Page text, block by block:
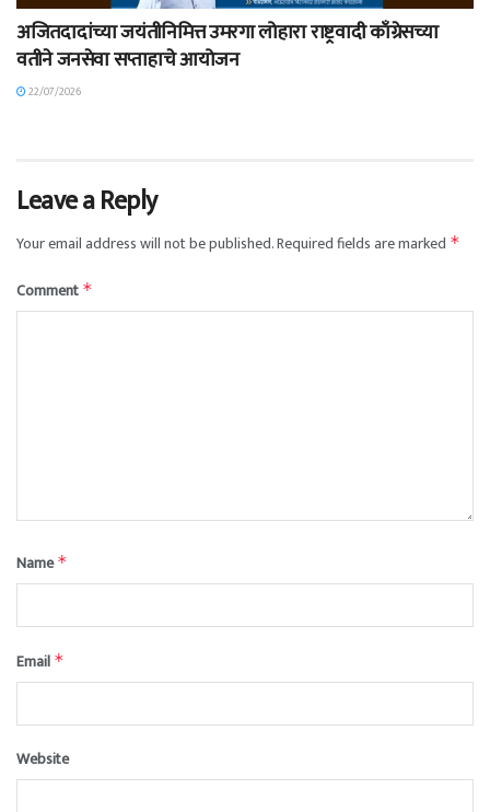
अजितदादांच्या जयंतीनिमित्त उमरगा लोहारा राष्ट्रवादी काँग्रेसच्या
वतीने जनसेवा सप्ताहाचे आयोजन
22/07/2026
Leave a Reply
Your email address will not be published.Required fields are marked *
Comment *
Name*
Email *
Website